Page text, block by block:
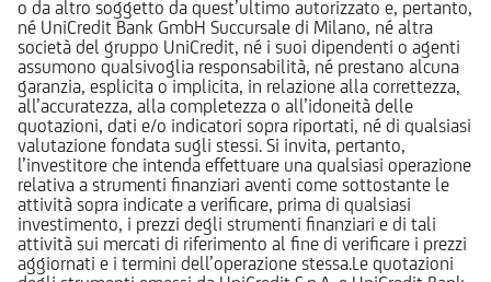
o da altro soggetto da quest’ultimo autorizzato e, pertanto,
né UniCredit Bank GmbH Succursale di Milano, né altra
società del gruppo UniCredit, né i suoi dipendenti o agenti
assumono qualsivoglia responsabilità, né prestano alcuna
garanzia, esplicita o implicita, in relazione alla correttezza,
all’accuratezza, alla completezza o all’idoneità delle
quotazioni, dati e/o indicatori sopra riportati, né di qualsiasi
valutazione fondata sugli stessi. Si invita, pertanto,
l’investitore che intenda effettuare una qualsiasi operazione
relativa a strumenti finanziari aventi come sottostante le
attività sopra indicate a verificare, prima di qualsiasi
investimento, i prezzi degli strumenti finanziari e di tali
attività sui mercati di riferimento al fine di verificare i prezzi
aggiornati e i termini dell’operazione stessa.Le quotazioni